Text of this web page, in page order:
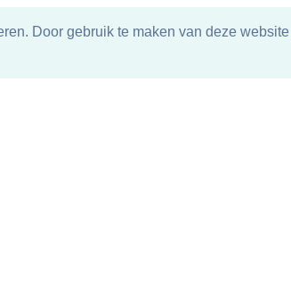
Door gebruik te maken van deze